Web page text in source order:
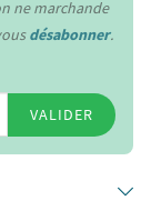
ne marchande
désabonner.
VALIDER